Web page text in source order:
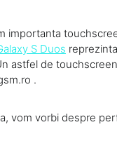
importanta
S Duos
astfel de
.
vom vorbi despre